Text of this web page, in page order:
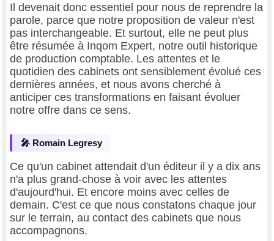
Il devenait donc essentiel pour nous de reprendre la
parole, parce que notre proposition de valeur n'est
pas interchangeable. Et surtout, elle ne peut plus
être résumée à Inqom Expert, notre outil historique
de production comptable. Les attentes et le
quotidien des cabinets ont sensiblement évolué ces
dernières années, et nous avons cherché à
anticiper ces transformations en faisant évoluer
notre offre dans ce sens.
🎤 Romain Legresy
Ce qu'un cabinet attendait d'un éditeur il y a dix ans
n'a plus grand-chose à voir avec les attentes
d'aujourd'hui. Et encore moins avec celles de
demain. C'est ce que nous constatons chaque jour
sur le terrain, au contact des cabinets que nous
accompagnons.